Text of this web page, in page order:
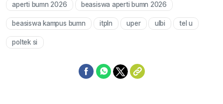
aperti bumn 2026 beasiswa aperti bumn 2026
beasiswa kampus bumn itpln uper ulbi tel u
poltek si